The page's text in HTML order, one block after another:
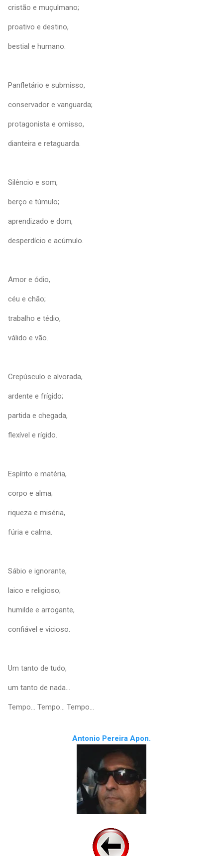
cristão e muçulmano;
proativo e destino,
bestial e humano.
Panfletário e submisso,
conservador e vanguarda;
protagonista e omisso,
dianteira e retaguarda.
Silêncio e som,
berço e túmulo;
aprendizado e dom,
desperdício e acúmulo.
Amor e ódio,
céu e chão;
trabalho e tédio,
válido e vão.
Crepúsculo e alvorada,
ardente e frígido;
partida e chegada,
flexível e rígido.
Espírito e matéria,
corpo e alma;
riqueza e miséria,
fúria e calma.
Sábio e ignorante,
laico e religioso;
humilde e arrogante,
confiável e vicioso.
Um tanto de tudo,
um tanto de nada...
Tempo... Tempo... Tempo...
Antonio Pereira Apon.